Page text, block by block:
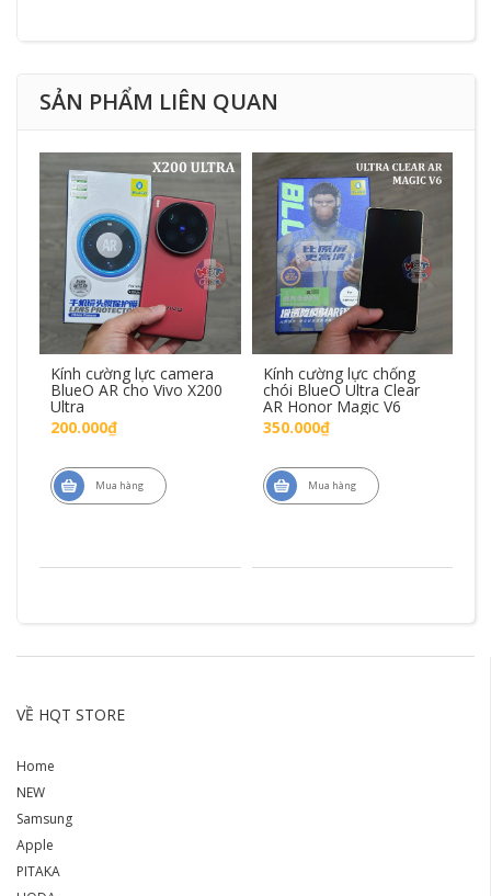
SẢN PHẨM LIÊN QUAN
Kính cường lực camera
BlueO AR cho Vivo X200
Ultra
200.000₫
Mua hàng
Kính cường lực chống
chói BlueO Ultra Clear
AR Honor Magic V6
350.000₫
Mua hàng
VỀ HQT STORE
Home
NEW
Samsung
Apple
PITAKA